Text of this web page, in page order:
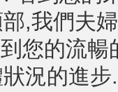
,我們夫
您的流
況的進